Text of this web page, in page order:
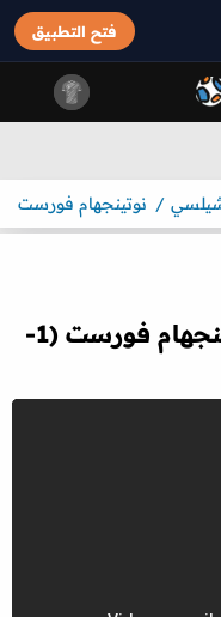
فتح التطبيق
نوتينجهام فورست
اهداف مباراة تشيلسي ونوتينجهام فورست (1-